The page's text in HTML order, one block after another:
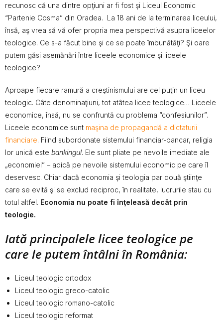
recunosc că una dintre opţiuni ar fi fost şi Liceul Economic
“Partenie Cosma” din Oradea. La 18 ani de la terminarea liceului,
însă, aş vrea să vă ofer propria mea perspectivă asupra liceelor
teologice. Ce s-a făcut bine şi ce se poate îmbunătăţi? Şi oare
putem găsi asemănări între liceele economice şi liceele
teologice?
Aproape fiecare ramură a creştinismului are cel puţin un liceu
teologic. Câte denominaţiuni, tot atâtea licee teologice… Liceele
economice, însă, nu se confruntă cu problema “confesiunilor”.
Liceele economice sunt maşina de propagandă a dictaturii
financiare. Fiind subordonate sistemului financiar-bancar, religia
lor unică este bankingul. Ele sunt pliate pe nevoile imediate ale
„economiei” – adică pe nevoile sistemului economic pe care îl
deservesc. Chiar dacă economia şi teologia par două ştiinţe
care se evită şi se exclud reciproc, în realitate, lucrurile stau cu
totul altfel. Economia nu poate fi înţeleasă decât prin
teologie.
Iată principalele licee teologice pe
care le putem întâlni în România:
Liceul teologic ortodox
Liceul teologic greco-catolic
Liceul teologic romano-catolic
Liceul teologic reformat